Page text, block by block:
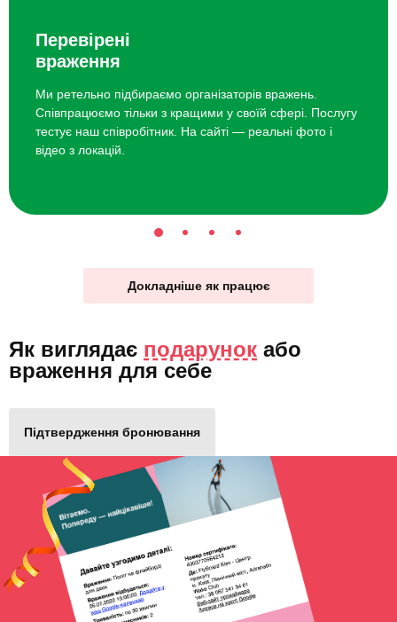
Перевірені
враження
Ми ретельно підбираємо організаторів вражень.
Співпрацюємо тільки з кращими у своїй сфері. Послугу
тестує наш співробітник. На сайті — реальні фото і
відео з локацій.
Докладніше як працює
Як виглядає подарунок або
враження для себе
Підтвердження бронювання